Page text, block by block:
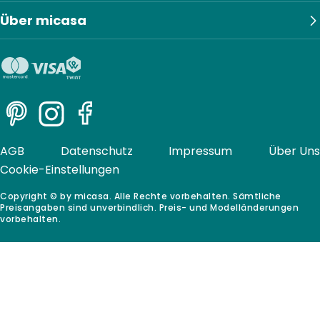
Über micasa
PinterestInstagramFacebook
Copyright © by micasa. Alle Rechte vorbehalten. Sämtliche
Preisangaben sind unverbindlich. Preis- und Modelländerungen
vorbehalten.
AGB Datenschutz Impressum
Über Uns
Cookie-Einstellungen